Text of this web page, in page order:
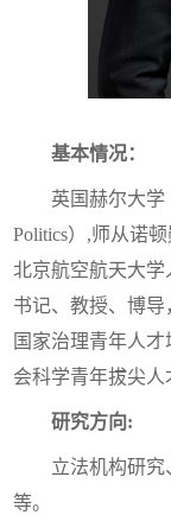
基本情况：
英国赫尔大学
Politics）,师从诺
北京航空航天大
书记、教授、博
国家治理青年人
会科学青年拔尖人
研究方向:
立法机构研
等。